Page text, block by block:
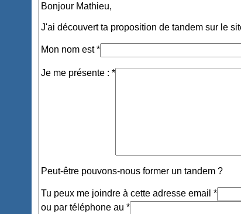
Bonjour Mathieu,
J'ai découvert ta proposition de tandem sur le
Mon nom est *
Je me présente : *
Peut-être pouvons-nous former un tandem ?
Tu peux me joindre à cette adresse email *
ou par téléphone au *